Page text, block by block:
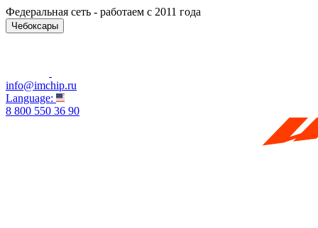
Федеральная сеть - работаем с 2011 года
Чебоксары
info@imchip.ru
Language:
8 800 550 36 90